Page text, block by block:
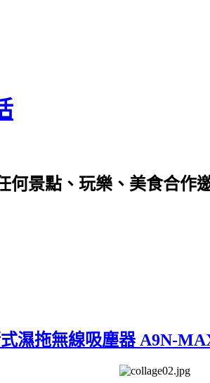
景點、玩樂、美食合作
濕拖無線吸塵器 A9N-